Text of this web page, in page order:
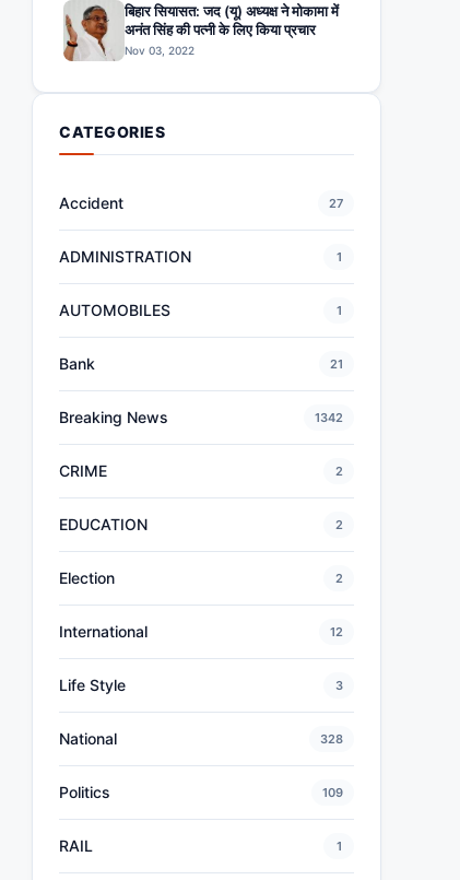
बिहार सियासत: जद (यू) अध्यक्ष ने मोकामा में
अनंत सिंह की पत्नी के लिए किया प्रचार
Nov 03, 2022
CATEGORIES
Accident 27
ADMINISTRATION 1
AUTOMOBILES 1
Bank 21
Breaking News 1342
CRIME 2
EDUCATION 2
Election 2
International 12
Life Style 3
National 328
Politics 109
RAIL 1